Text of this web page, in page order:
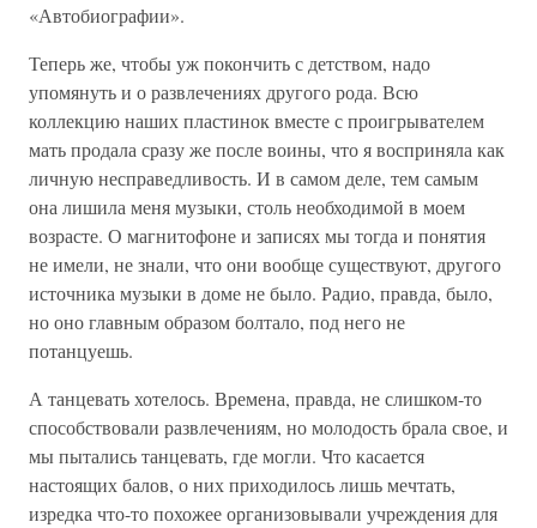
«Автобиографии».
Теперь же, чтобы уж покончить с детством, надо
упомянуть и о развлечениях другого рода. Всю
коллекцию наших пластинок вместе с проигрывателем
мать продала сразу же после воины, что я восприняла как
личную несправедливость. И в самом деле, тем самым
она лишила меня музыки, столь необходимой в моем
возрасте. О магнитофоне и записях мы тогда и понятия
не имели, не знали, что они вообще существуют, другого
источника музыки в доме не было. Радио, правда, было,
но оно главным образом болтало, под него не
потанцуешь.
А танцевать хотелось. Времена, правда, не слишком-то
способствовали развлечениям, но молодость брала свое, и
мы пытались танцевать, где могли. Что касается
настоящих балов, о них приходилось лишь мечтать,
изредка что-то похожее организовывали учреждения для